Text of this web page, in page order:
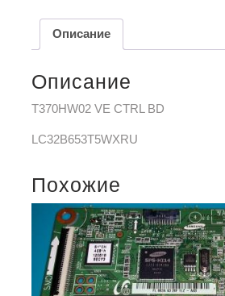
Описание
Описание
T370HW02 VE CTRL BD
LC32B653T5WXRU
Похожие